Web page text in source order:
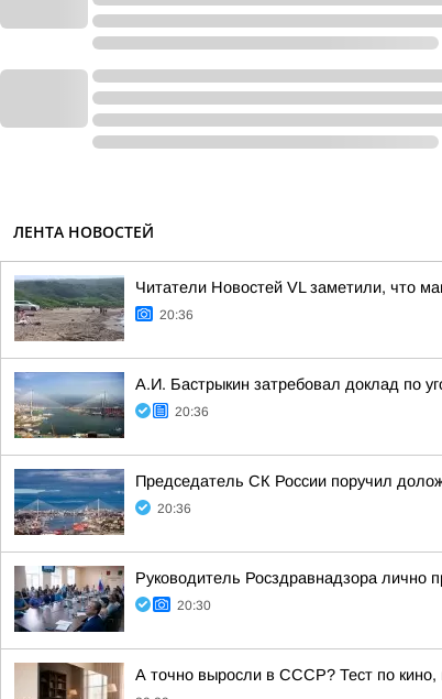
ЛЕНТА НОВОСТЕЙ
Читатели Новостей VL заметили, что
20:36
А.И. Бастрыкин затребовал доклад по
20:36
Председатель СК России поручил
20:36
Руководитель Росздравнадзора лично
20:30
А точно выросли в СССР? Тест по кино,